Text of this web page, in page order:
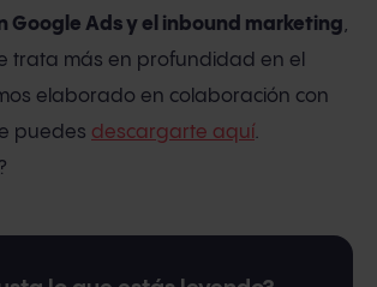
Google Ads y el inbound marketing,
trata más en profundidad en el
elaborado en colaboración con
puedes descargarte aquí.